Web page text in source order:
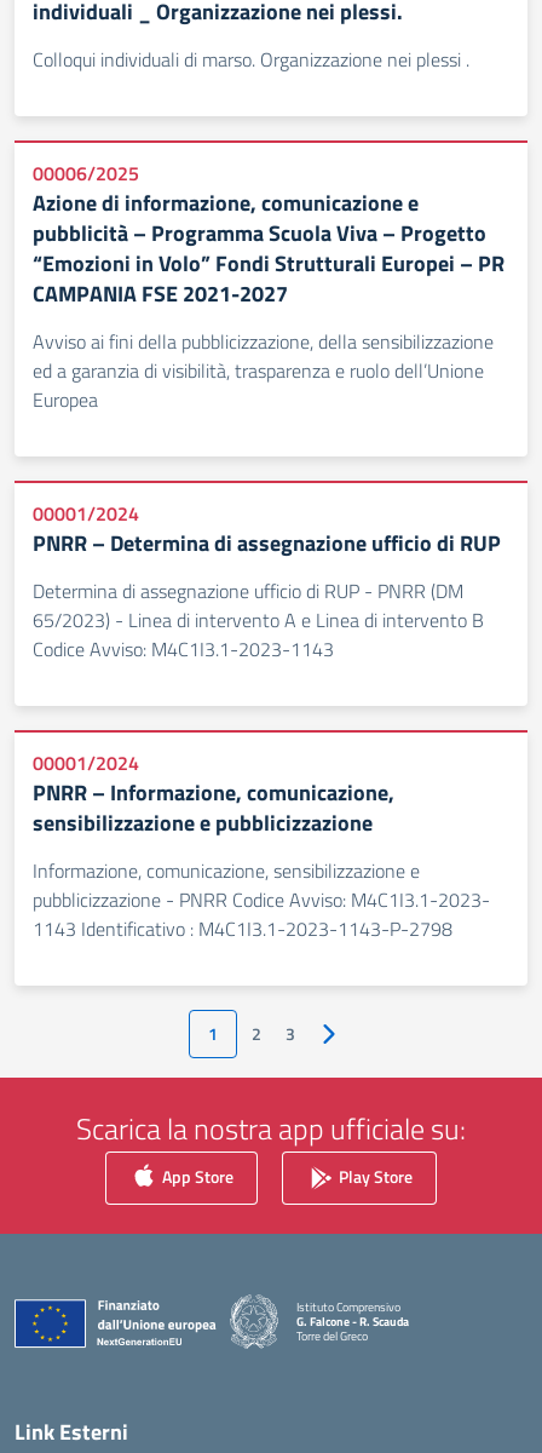
individuali _ Organizzazione nei plessi.
Colloqui individuali di marso. Organizzazione nei plessi .
00006/2025
Azione di informazione, comunicazione e
pubblicità – Programma Scuola Viva – Progetto
“Emozioni in Volo” Fondi Strutturali Europei – PR
CAMPANIA FSE 2021-2027
Avviso ai fini della pubblicizzazione, della sensibilizzazione
ed a garanzia di visibilità, trasparenza e ruolo dell’Unione
Europea
00001/2024
PNRR – Determina di assegnazione ufficio di RUP
Determina di assegnazione ufficio di RUP - PNRR (DM
65/2023) - Linea di intervento A e Linea di intervento B
Codice Avviso: M4C1I3.1-2023-1143
00001/2024
PNRR – Informazione, comunicazione,
sensibilizzazione e pubblicizzazione
Informazione, comunicazione, sensibilizzazione e
pubblicizzazione - PNRR Codice Avviso: M4C1I3.1-2023-
1143 Identificativo : M4C1I3.1-2023-1143-P-2798
1 2 3 Pagina successiva
Scarica la nostra app ufficiale su:
App Store Play Store
Istituto Comprensivo
G. Falcone - R. Scauda
Torre del Greco
Link Esterni